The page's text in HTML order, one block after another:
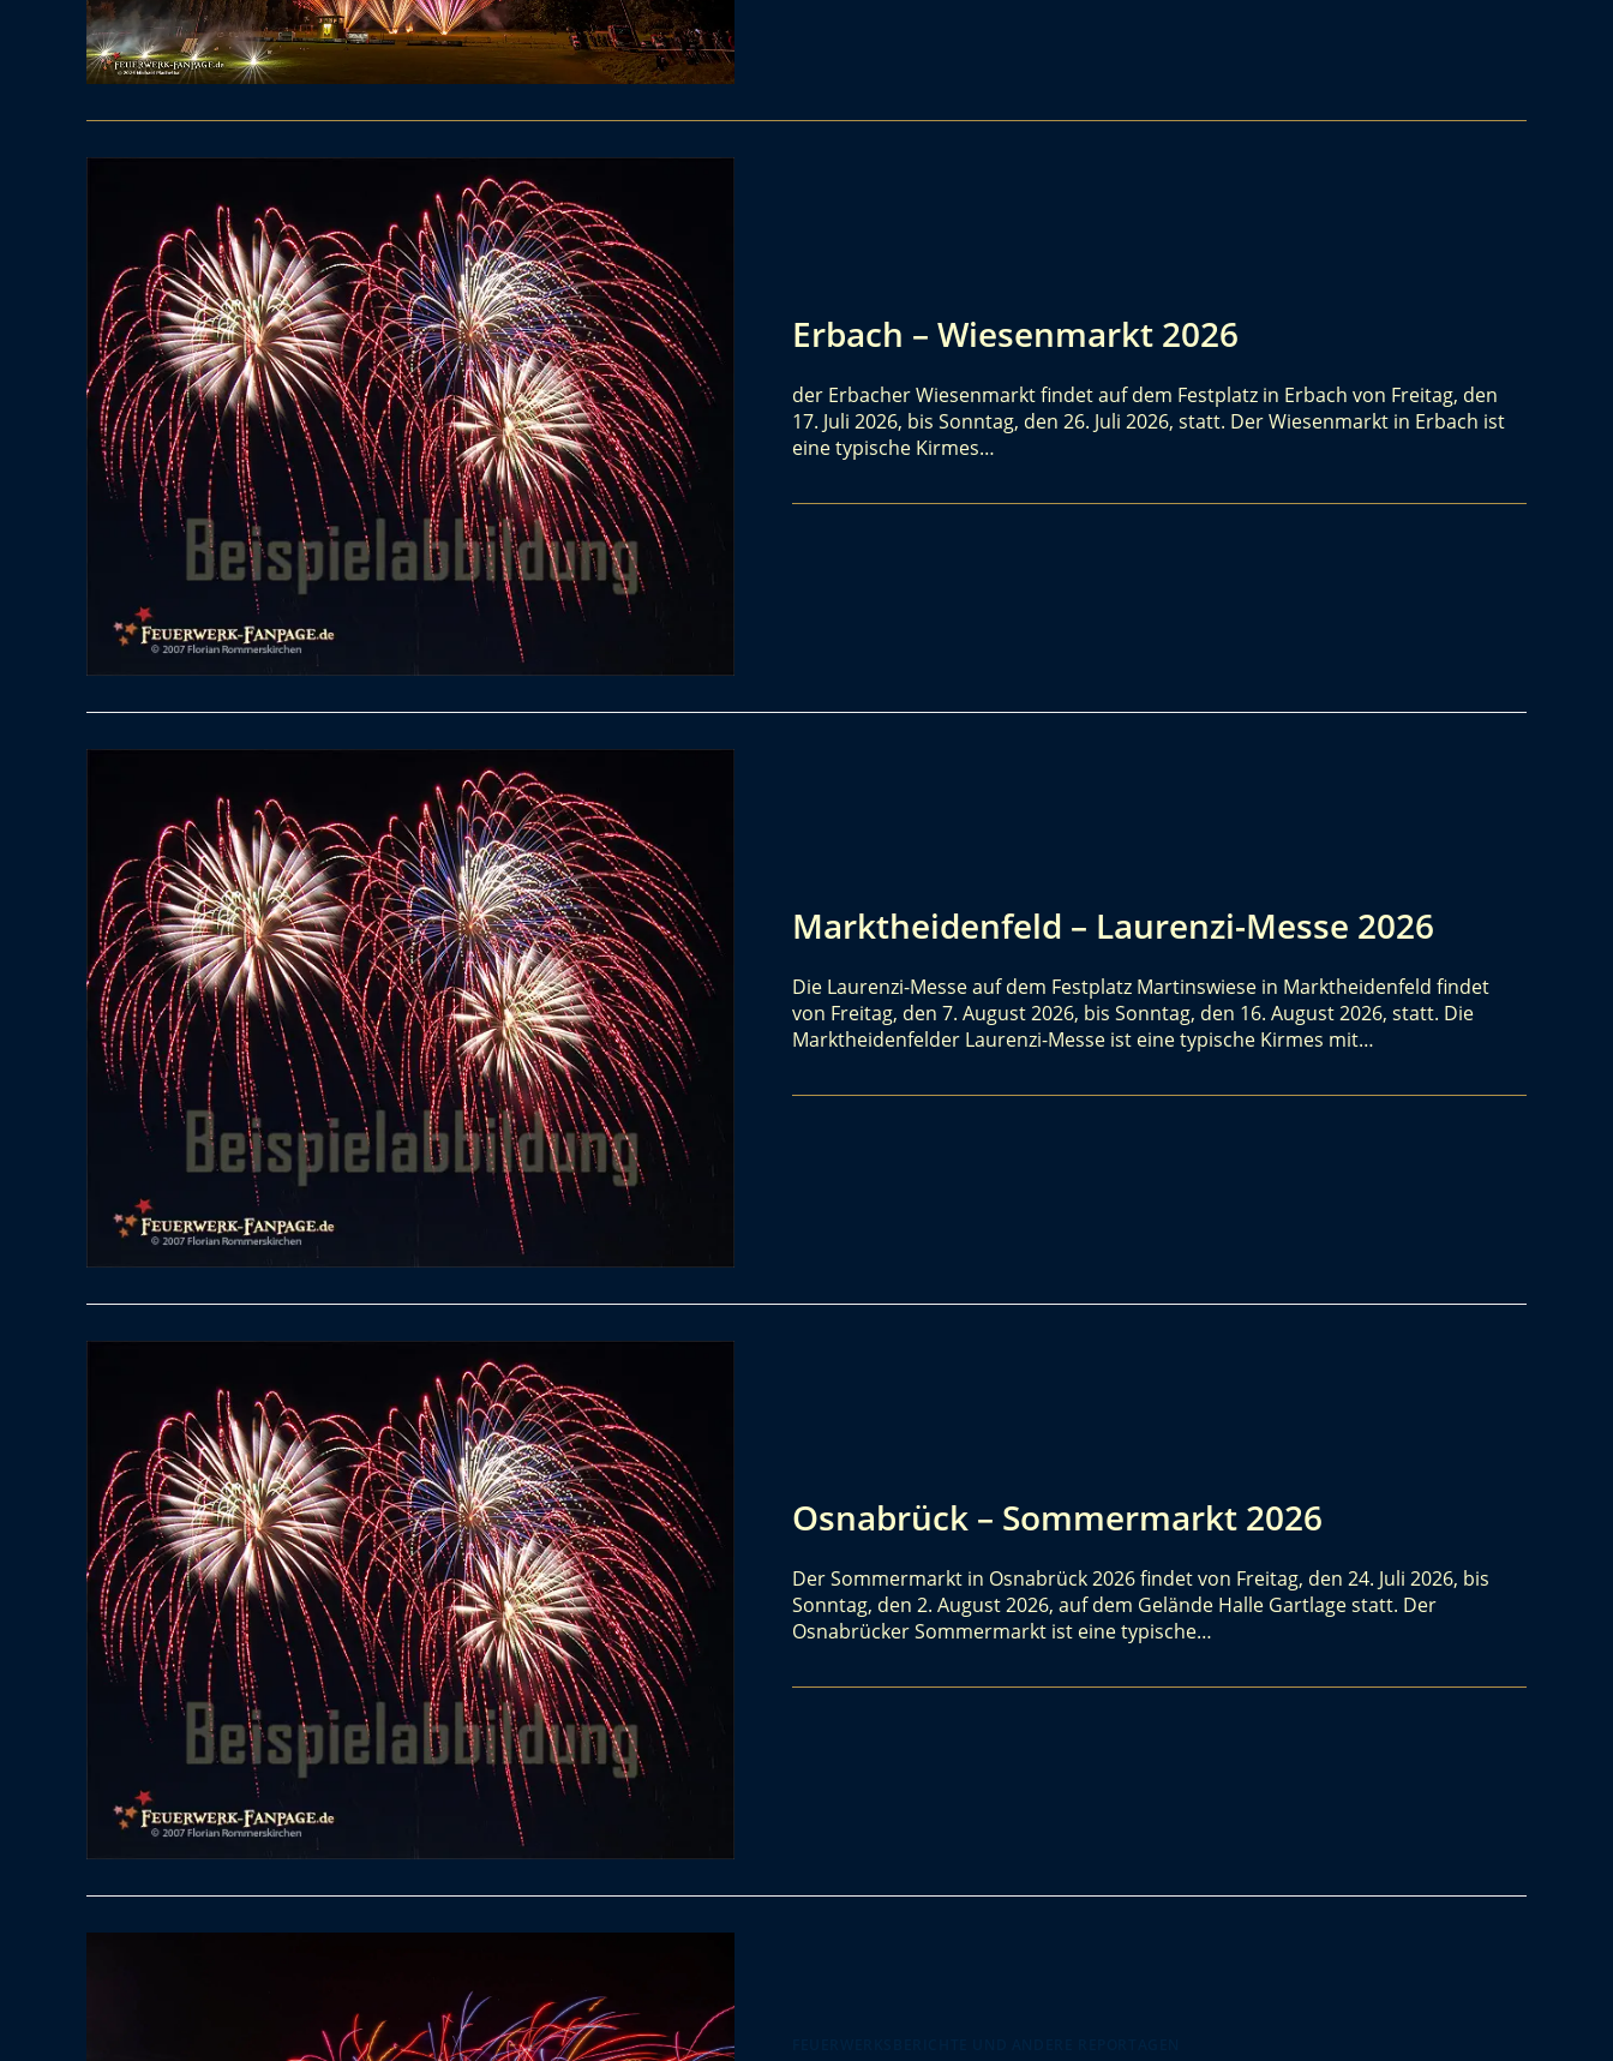
Erbach – Wiesenmarkt 2026
der Erbacher Wiesenmarkt findet auf dem Festplatz in Erbach von Freitag, den
17. Juli 2026, bis Sonntag, den 26. Juli 2026, statt. Der Wiesenmarkt in Erbach ist
eine typische Kirmes…
Marktheidenfeld – Laurenzi-Messe 2026
Die Laurenzi-Messe auf dem Festplatz Martinswiese in Marktheidenfeld findet
von Freitag, den 7. August 2026, bis Sonntag, den 16. August 2026, statt. Die
Marktheidenfelder Laurenzi-Messe ist eine typische Kirmes mit…
Osnabrück – Sommermarkt 2026
Der Sommermarkt in Osnabrück 2026 findet von Freitag, den 24. Juli 2026, bis
Sonntag, den 2. August 2026, auf dem Gelände Halle Gartlage statt. Der
Osnabrücker Sommermarkt ist eine typische…